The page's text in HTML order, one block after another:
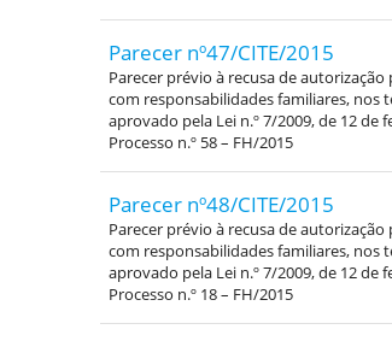
Parecer nº47/CITE/2015
Parecer prévio à recusa de
com responsabilidades familiares, nos
aprovado pela Lei n.º 7/2009, de 12 de
Processo n.º 58 – FH/2015
Parecer nº48/CITE/2015
Parecer prévio à recusa de
com responsabilidades familiares, nos
aprovado pela Lei n.º 7/2009, de 12 de
Processo n.º 18 – FH/2015